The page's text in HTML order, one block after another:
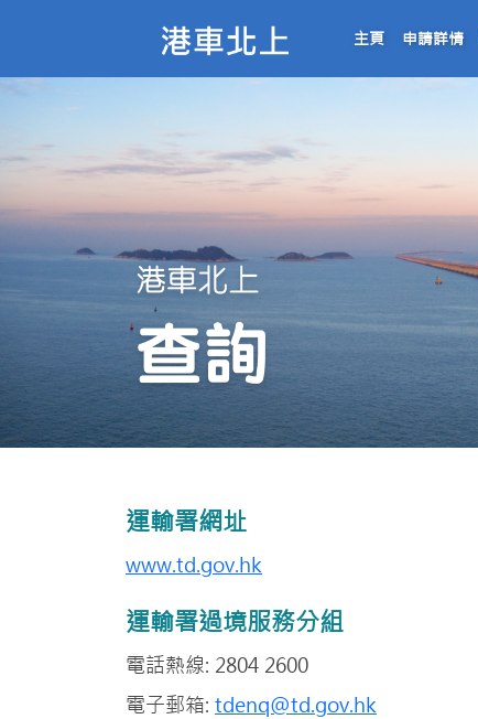
主頁 申請詳情
運輸署網址
www.td.gov.hk
運輸署過境服務分組
電話熱線: 2804 2600
電子郵箱: tdenq@td.gov.hk